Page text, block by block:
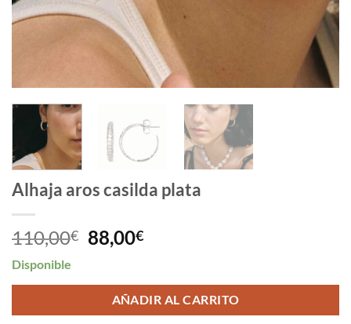
Alhaja aros casilda plata
110,00€ El
precio
era:
110,00€.
88,00€El
es:
88,00€.
Disponible
AÑADIR AL CARRITO